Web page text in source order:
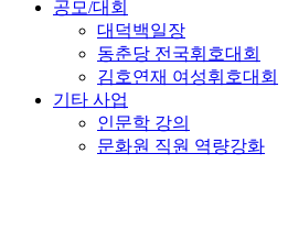
공모/대회
대덕백일장
동춘당 전국휘호대회
김호연재 여성휘호대회
기타 사업
인문학 강의
문화원 직원 역량강화